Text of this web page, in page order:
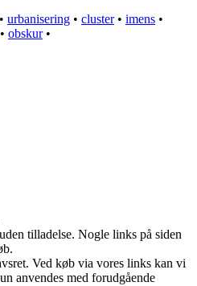
• urbanisering • cluster• imens •
• obskur•
tilladelse. Nogle links på siden
Ved køb via vores links kan vi
anvendes med forudgående